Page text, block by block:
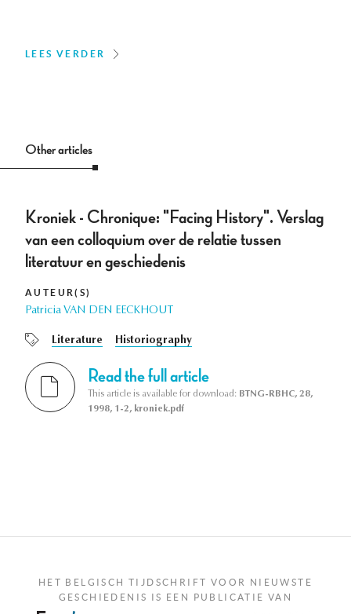
LEES VERDER
Other articles
Kroniek - Chronique: "Facing History". Verslag
van een colloquium over de relatie tussen
literatuur en geschiedenis
AUTEUR(S)
Patricia VAN DEN EECKHOUT
Literature Historiography
Read the full article
This article is available for download: BTNG-RBHC, 28,
1998, 1-2, kroniek.pdf
HET BELGISCH TIJDSCHRIFT VOOR NIEUWSTE
GESCHIEDENIS IS EEN PUBLICATIE VAN